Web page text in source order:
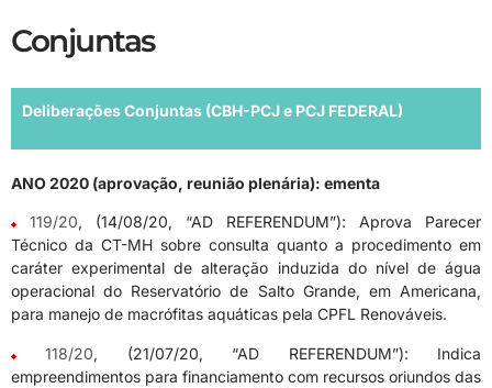
Conjuntas
Deliberações Conjuntas (CBH-PCJ e PCJ FEDERAL)
ANO 2020 (aprovação, reunião plenária): ementa
119/20, (14/08/20, “AD REFERENDUM”): Aprova Parecer
Técnico da CT-MH sobre consulta quanto a procedimento em
caráter experimental de alteração induzida do nível de água
operacional do Reservatório de Salto Grande, em Americana,
para manejo de macrófitas aquáticas pela CPFL Renováveis.
118/20, (21/07/20, “AD REFERENDUM”): Indica
empreendimentos para financiamento com recursos oriundos das